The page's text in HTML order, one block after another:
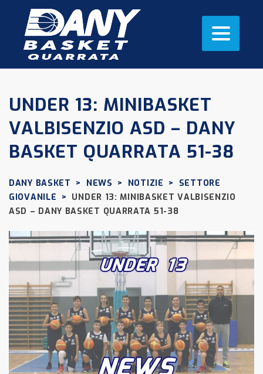
UNDER 13: MINIBASKET
VALBISENZIO ASD – DANY
BASKET QUARRATA 51-38
DANY BASKET > NEWS > NOTIZIE >
SETTORE
GIOVANILE > UNDER 13: MINIBASKET VALBISENZIO
ASD – DANY BASKET QUARRATA 51-38